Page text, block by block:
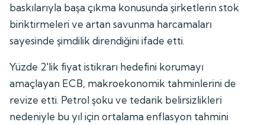
baskılarıyla başa çıkma konusunda şirketlerin stok
biriktirmeleri ve artan savunma harcamaları
sayesinde şimdilik direndiğini ifade etti.
Yüzde 2'lik fiyat istikrarı hedefini korumayı
amaçlayan ECB, makroekonomik tahminlerini de
revize etti. Petrol şoku ve tedarik belirsizlikleri
nedeniyle bu yıl için ortalama enflasyon tahmini